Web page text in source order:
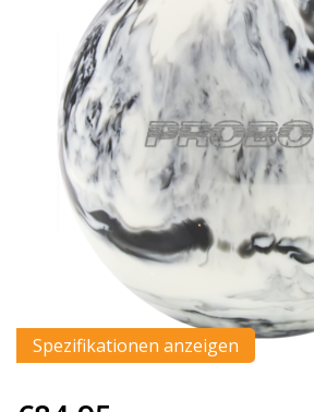
Spezifikationen anzeigen